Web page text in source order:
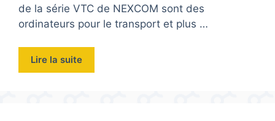
de la série VTC de NEXCOM sont des
ordinateurs pour le transport et plus …
Lire la suite